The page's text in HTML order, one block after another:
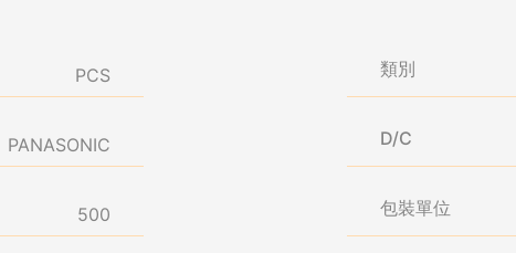
PCS 類別
PANASONIC D/C
500 包裝單位